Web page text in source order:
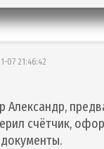
07 21:46:42
Александр,
счётчик,